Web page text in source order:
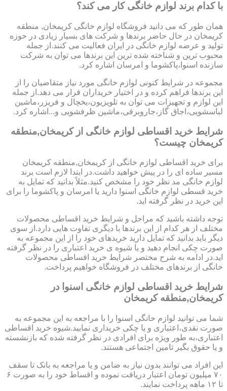
با کدام برند لوازم خانگی کار می کند؟
همان طور که می دانید فروشگاه لوازم خانگی کریمخان, منطقه
کریمخان در حال حاضر برندها و شرکت های بسیار زیادی در حوزه
تولید و عرضه لوازم خانگی در ایران فعالیت می کنند.از جمله
محبوب ترین و شناخته شده ترین این برندها می توان به شرکت
سازنده اسنوا،پاکشوما و امرسان اشاره کرد.
مجموعه در شرایط کنونی لوازم خانگی مورد نیاز متقاضیان را از
این برندها فراهم کرده و در اختیار خریداران قرار می دهد.از جمله
این لوازم و تجهیزات می توان به تلویزیون،یخچال و فریزر،ماشین
لباسشویی،اجاق گاز،جاروبرقی،ماشین ظرفشویی و...اشاره کرد.
شرایط خرید اقساطی لوازم خانگی از کریمخان,منطقه
کریمخان چیست؟
برای خرید اقساطی لوازم خانگی از کریمخان,منطقه کریمخان
مسیر ساده ای را در پیش خواهید داشت.در ابتدا لازم است برند
لوازم خانگی مد نظر خود را مشخص کنید.مثلاً بدانید که تمایل به
خرید قسطی لوازم خانگی اسنوا دارید یا امرسان و پاکشوما را برای
این خرید در نظر گرفته اید.
توجه داشته باشید که مراحل و شرایط خرید اقساطی محصولات
مختلف از هر کدام از این برندها با دیگری تفاوت هایی دارد.از سوی
دیگر باید بدانید که تمایل دارید خریدهای خود را از این مجموعه به
صورت چکی انجام دهید و یا شیوه ی خرید اعتباری را در نظر گرفته
اید.در ادامه به شرح مختصر شرایط خرید اقساطی محصولات
خانگی از برندهای مختلف در فروشگاه خواهیم پرداخت.
شرایط خرید اقساطی لوازم خانگی اسنوا در
کریمخان,منطقه کریمخان
شما می توانید لوازم خانگی اسنوا را با مراجعه به این مجموعه به
صورت نقدی،اعتباری و یا چکی خریداری نمایید.شیوه خرید اقساطی
اعتباری،به طور ویژه برای افرادی در نظر گرفته شده که بازنشسته
و یا حقوق بگیر تامین اجتماعی هستند.
این افراد می توانند بدون نیاز به ضامن و یا مراجعه به بانک تا سقف
۷۰ میلیون تومان اعتبار دریافت نموده و اقساط خود را به صورت ۶
تا ۱۲ ماهه پرداخت نمایند.